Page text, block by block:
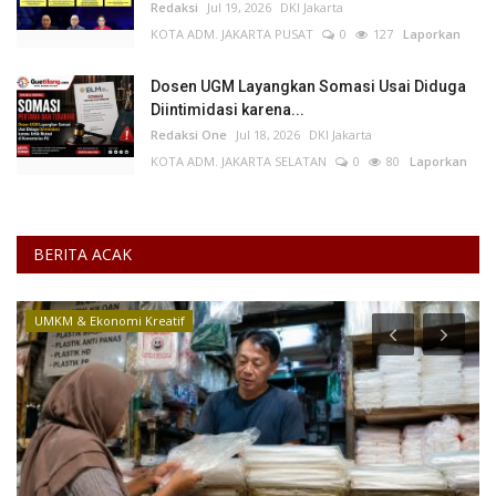
Redaksi Jul 19, 2026 DKI Jakarta
KOTA ADM. JAKARTA PUSAT
0 127 Laporkan
Dosen UGM Layangkan Somasi Usai Diduga
Diintimidasi karena...
Redaksi One Jul 18, 2026 DKI Jakarta
KOTA ADM. JAKARTA SELATAN
0 80 Laporkan
BERITA ACAK
Ekonomi